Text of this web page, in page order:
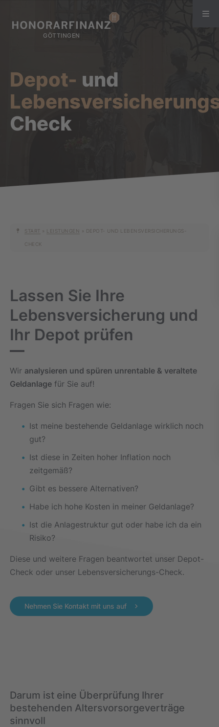
Depot- und
Check
START » LEISTUNGEN » DEPOT- UND LEBENSVERSICHERUNGS-
CHECK
Lassen Sie Ihre
Lebensversicherung und
Ihr Depot prüfen
Wir analysieren und spüren unrentable & veraltete
Geldanlage für Sie auf!
Fragen Sie sich Fragen wie:
Ist meine bestehende Geldanlage wirklich noch
gut?
Ist diese in Zeiten hoher Inflation noch
zeitgemäß?
Gibt es bessere Alternativen?
Habe ich hohe Kosten in meiner Geldanlage?
Ist die Anlagestruktur gut oder habe ich da ein
Risiko?
Diese und weitere Fragen beantwortet unser Depot-
Check oder unser Lebensversicherungs-Check.
Nehmen Sie Kontakt mit uns auf
Darum ist eine Überprüfung Ihrer
bestehenden Altersvorsorgeverträge
sinnvoll